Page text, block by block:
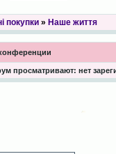
покупки» Наше життя
просматривают: нет